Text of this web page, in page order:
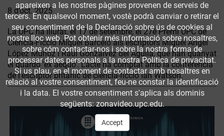
8 d’oct. 2025
La UPC ha lliurat, el 17 de setembre, el 27è Premi UPC de
Ciència-Ficció Miquel Barceló als escriptors Miguel Ángel
López Muñoz i Raúl Gonzálvez del Águila, que han guanyat
el guardó 'ex aequo'. L’acte ha comptat amb la conferència
de l'escriptor britànic de ciència-ficció Ian Watson.
apareixen a les nostres pàgines provenen de serveis de
tercers. En qualsevol moment, vostè podrà canviar o retirar el
seu consentiment de la Declaració sobre ús de cookies al
nostre lloc web. Pot obtenir més informació sobre nosaltres,
sobre cóm contactar-nos i sobre la nostra forma de
processar dates personals a la nostra Política de privacitat.
Si us plau, en el moment de contactar amb nosaltres en
relació al vostre consentiment, feu-ne constar la identificació
i la data. El vostre consentiment s'aplica als dominis
següents: zonavideo.upc.edu.
Accept